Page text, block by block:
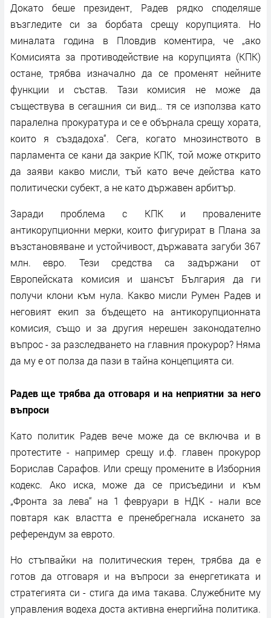
Докато беше президент, Радев рядко споделяше
възгледите си за борбата срещу корупцията. Но
миналата година в Пловдив коментира, че „ако
Комисията за противодействие на корупцията (КПК)
остане, трябва изначално да се променят нейните
функции и състав. Тази комисия не може да
съществува в сегашния си вид… тя се използва като
паралелна прокуратура и се е обърнала срещу хората,
които я създадоха“. Сега, когато мнозинството в
парламента се кани да закрие КПК, той може открито
да заяви какво мисли, тъй като вече действа като
политически субект, а не като държавен арбитър.
Заради проблема с КПК и провалените
антикорупционни мерки, които фигурират в Плана за
възстановяване и устойчивост, държавата загуби 367
млн. евро. Тези средства са задържани от
Европейската комисия и шансът България да ги
получи клони към нула. Какво мисли Румен Радев и
неговият екип за бъдещето на антикорупционната
комисия, също и за другия нерешен законодателно
въпрос - за разследването на главния прокурор? Няма
да му е от полза да пази в тайна концепцията си.
Радев ще трябва да отговаря и на неприятни за него
въпроси
Като политик Радев вече може да се включва и в
протестите - например срещу и.ф. главен прокурор
Борислав Сарафов. Или срещу промените в Изборния
кодекс. Ако иска, може да се присъедини и към
„Фронта за лева“ на 1 февруари в НДК - нали все
повтаря как властта е пренебрегнала искането за
референдум за еврото.
Но стъпвайки на политическия терен, трябва да е
готов да отговаря и на въпроси за енергетиката и
стратегията си - стига да има такава. Служебните му
управления водеха доста активна енергийна политика.